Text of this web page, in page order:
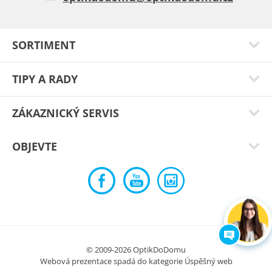
Canada green
SORTIMENT
TIPY A RADY
ZÁKAZNICKÝ SERVIS
OBJEVTE
© 2009-2026 OptikDoDomu
Webová prezentace spadá do kategorie Úspěšný web